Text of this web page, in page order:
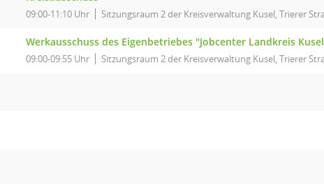
09:00-11:10 Uhr Sitzungsraum 2 der Kreisverwaltung Kusel, Trierer
Werkausschuss des Eigenbetriebes "Jobcenter Landkreis
09:00-09:55 Uhr Sitzungsraum 2 der Kreisverwaltung Kusel, Trierer